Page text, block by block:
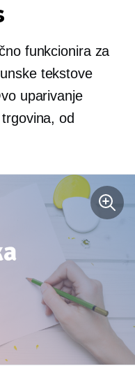
funkcionira za
tekstove
uparivanje
od